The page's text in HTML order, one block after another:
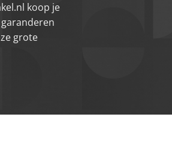
koop je
grote